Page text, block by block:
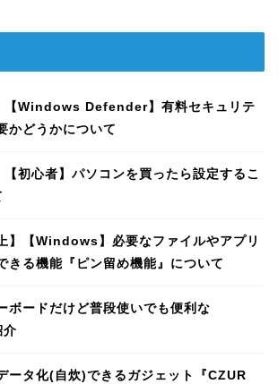
【Windows Defender】有料セキュリテ
かどうかについて
初心者】パソコンを買ったら設定するこ
】【Windows】必要なファイルやアプリ
きる機能『ピン留め機能』について
ボードだけど普段使いでも便利な
介
ータ化(自炊)できるガジェット『CZUR